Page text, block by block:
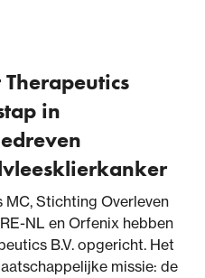
in
MC, Stichting Overleven
NL en Orfenix hebben
B.V. opgericht. Het
missie: de